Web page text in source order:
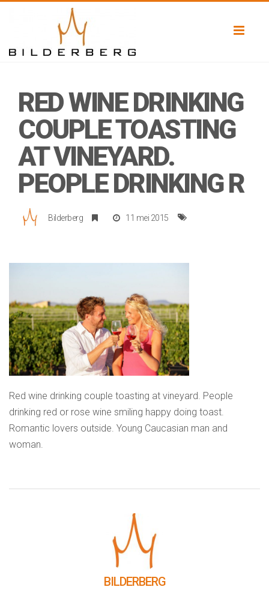
RED WINE DRINKING
COUPLE TOASTING
AT VINEYARD.
PEOPLE DRINKING R
Bilderberg 11 mei 2015
Red wine drinking couple toasting at vineyard. People
drinking red or rose wine smiling happy doing toast.
Romantic lovers outside. Young Caucasian man and
woman.
BILDERBERG